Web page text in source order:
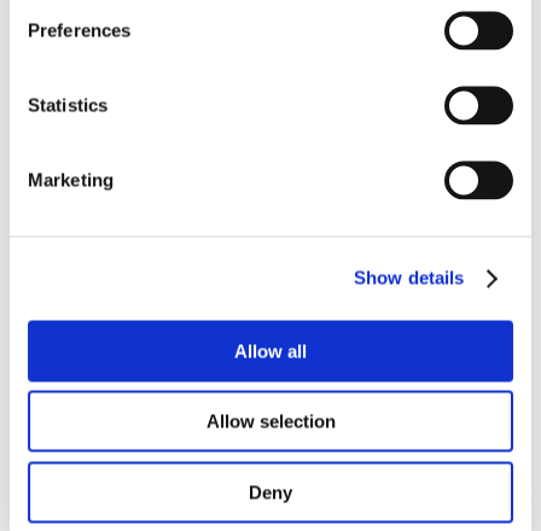
Preferences
Statistics
Marketing
Show details
Allow all
Allow selection
Deny
Сопутствующие товары